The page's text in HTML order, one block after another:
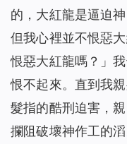
的，大紅龍是逼迫
但我心裡並不恨惡
恨惡大紅龍嗎？ 」
恨不起來。直到我
髮指的酷刑迫害，
攔阻破壞神作工的